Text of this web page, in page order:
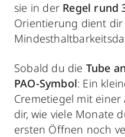
sie in der Regel rund
Orientierung dient
Sobald du die Tube
PAO-Symbol: Ein
Cremetiegel mit einer
dir, wie viele Monate
ersten Öffnen noch